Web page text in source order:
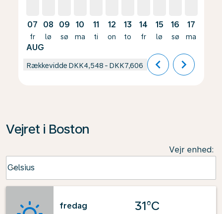
07
fr
AUG
08
lø
09
sø
10
ma
11
ti
12
on
13
to
14
fr
15
lø
16
sø
17
ma
Rækkevidde DKK4,548 - DKK7,606 chevron_left chevron_right
Vejret i Boston
Vejr enhed:
Celsius
keyboard_arrow_down
fredag
31°C